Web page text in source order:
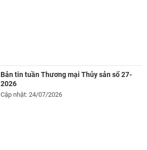
Bản tin tuần Thương mại Thủy sản số 27-
2026
Cập nhật: 24/07/2026